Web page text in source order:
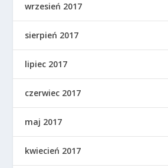
wrzesień 2017
sierpień 2017
lipiec 2017
czerwiec 2017
maj 2017
kwiecień 2017